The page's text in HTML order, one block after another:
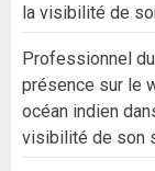
la visibilité de
Professionnel
présence sur le
océan indien
visibilité de son